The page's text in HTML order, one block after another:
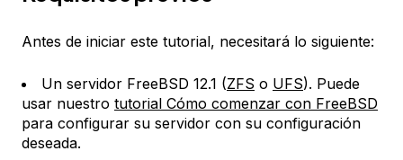
Antes de iniciar este tutorial, necesitará lo siguiente:
Un servidor FreeBSD 12.1 (ZFS o UFS). Puede
usar nuestro tutorial Cómo comenzar con FreeBSD
para configurar su servidor con su configuración
deseada.